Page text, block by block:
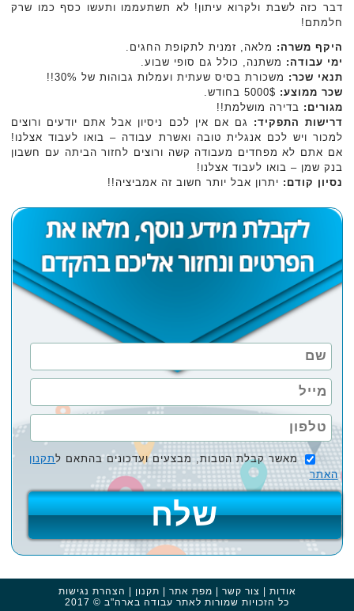
דבר כזה לשבת ולקרוא עיתון! לא תשתעממו ותעשו כסף כמו שרק
חלמתם!
היקף משרה: מלאה, זמנית לתקופת החגים.
ימי עבודה: משתנה, כולל גם סופי שבוע.
תנאי שכר: משכורת בסיס שעתית ועמלות גבוהות של 30%!!
שכר ממוצע:
מגורים: בדירה מושלמת!!
דרישות התפקיד: גם אם אין לכם ניסיון אבל אתם יודעים ורוצים
למכור ויש לכם אנגלית טובה ואשרת עבודה – בואו לעבוד אצלנו!
אם אתם לא מפחדים מעבודה קשה ורוצים לחזור הביתה עם חשבון
בנק שמן – בואו לעבוד אצלנו!
נסיון קודם: יתרון אבל יותר חשוב זה אמביציה!!
מאשר קבלת הטבות, מבצעים ועדכונים בהתאם לתקנון
האתר
אודות | צור קשר | מפת אתר | תקנון | הצהרת נגישות
כל הזכויות שמורות לאתר עבודה בארה"ב © 2017